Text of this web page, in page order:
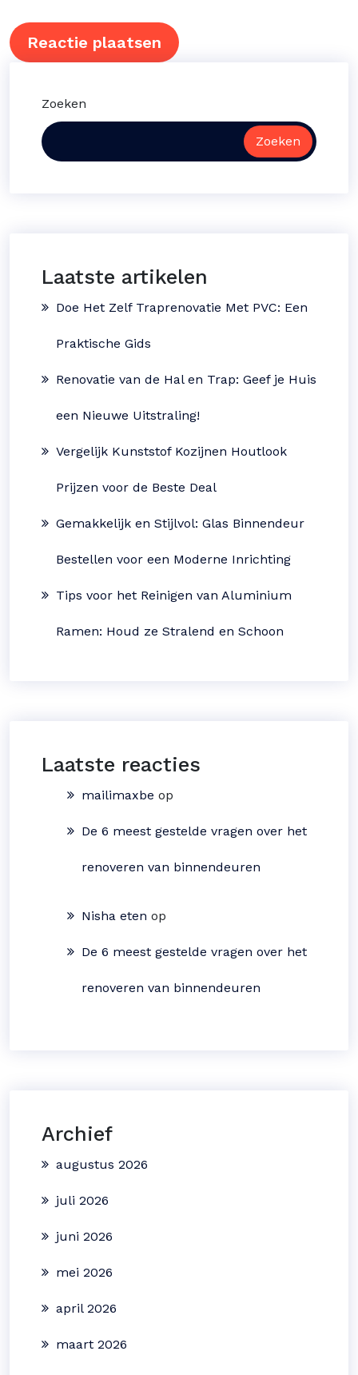
Zoeken
Zoeken
Laatste artikelen
Doe Het Zelf Traprenovatie Met PVC: Een
Praktische Gids
Renovatie van de Hal en Trap: Geef je Huis
een Nieuwe Uitstraling!
Vergelijk Kunststof Kozijnen Houtlook
Prijzen voor de Beste Deal
Gemakkelijk en Stijlvol: Glas Binnendeur
Bestellen voor een Moderne Inrichting
Tips voor het Reinigen van Aluminium
Ramen: Houd ze Stralend en Schoon
Laatste reacties
mailimaxbe op
De 6 meest gestelde vragen over het
renoveren van binnendeuren
Nisha eten op
De 6 meest gestelde vragen over het
renoveren van binnendeuren
Archief
augustus 2026
juli 2026
juni 2026
mei 2026
april 2026
maart 2026